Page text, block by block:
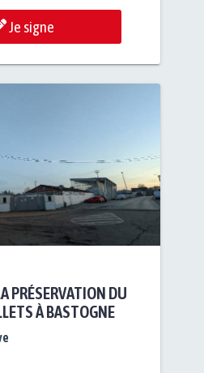
Je signe
PRÉSERVATION DU
À BASTOGNE